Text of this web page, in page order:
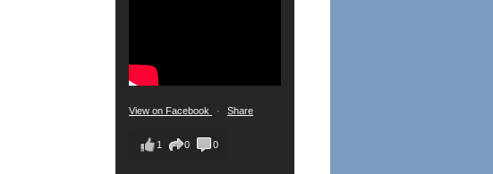
View on Facebook · Share
1 0 0